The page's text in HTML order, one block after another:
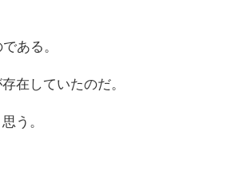
ある。
在していたのだ。
う。